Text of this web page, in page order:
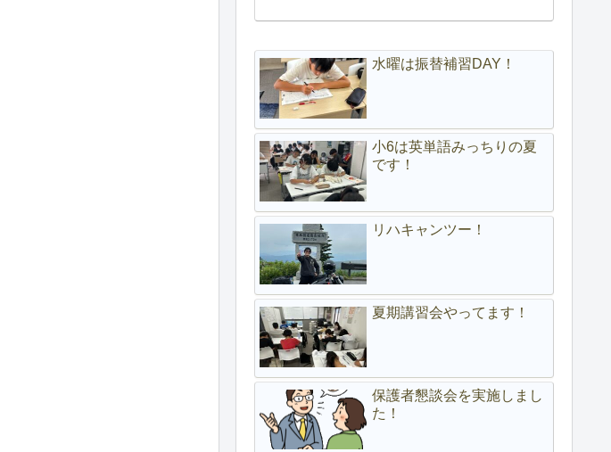
水曜は振替補習DAY！
小6は英単語みっちりの夏
です！
リハキャンツー！
夏期講習会やってます！
保護者懇談会を実施しまし
た！